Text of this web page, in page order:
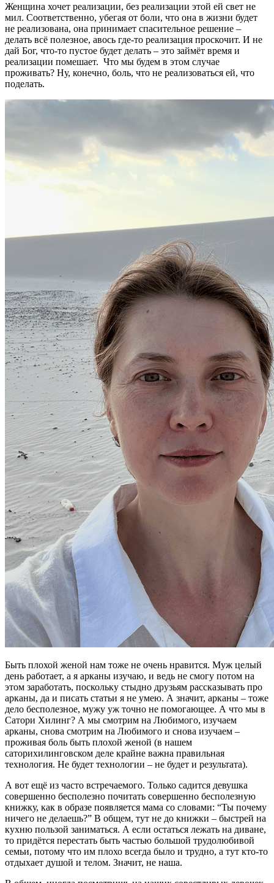
Женщина хочет реализации, без реализации этой ей свет не
мил. Соответственно, убегая от боли, что она в жизни будет
не реализована, она принимает спасительное решение –
делать всё полезное, авось где-то реализация проскочит. И не
дай Бог, что-то пустое будет делать – это займёт время и
реализации помешает. Что мы будем в этом случае
проживать? Ну, конечно, боль, что не реализоваться ей, что
поделать.
Быть плохой женой нам тоже не очень нравится. Муж целый
день работает, а я арканы изучаю, и ведь не смогу потом на
этом заработать, поскольку стыдно друзьям рассказывать про
арканы, да и писать статьи я не умею. А значит, арканы – тоже
дело бесполезное, мужу уж точно не помогающее. А что мы в
Сатори Хилинг? А мы смотрим на Любимого, изучаем
арканы, снова смотрим на Любимого и снова изучаем –
проживая боль быть плохой женой (в нашем
саторихилинговском деле крайне важна правильная
технология. Не будет технологии – не будет и результата).
А вот ещё из часто встречаемого. Только садится девушка
совершенно бесполезно почитать совершенно бесполезную
книжку, как в образе появляется мама со словами: “Ты почему
ничего не делаешь?” В общем, тут не до книжки – быстрей на
кухню пользой заниматься. А если остаться лежать на диване,
то придётся перестать быть частью большой трудолюбивой
семьи, потому что им плохо всегда было и трудно, а тут кто-то
отдыхает душой и телом. Значит, не наша.